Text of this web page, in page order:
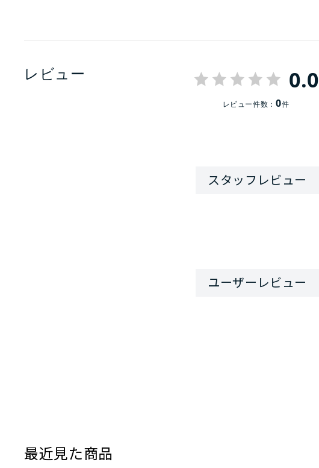
レビュー 0.0
レビュー件数：0件
最近見た商品